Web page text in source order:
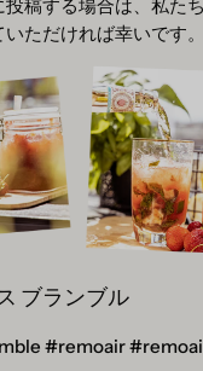
稿する場合は、私た
ただければ幸いです。
ブランブル
#remoair